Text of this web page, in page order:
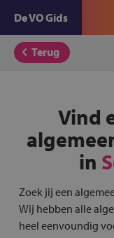
De VO Gids
Terug
Vind
in
Zoek jij een
Wij hebben alle
heel eenvoundig